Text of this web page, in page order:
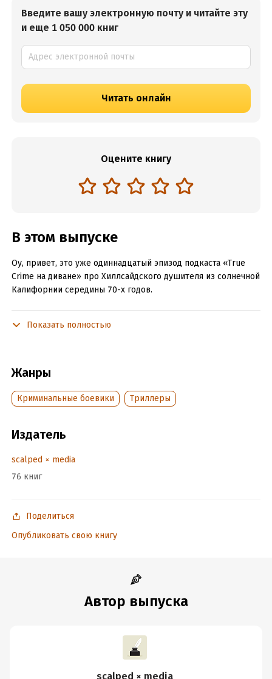
Введите вашу электронную почту и читайте эту
и еще 1 050 000 книг
Читать онлайн
Оцените книгу
В этом выпуске
Оу, привет, это уже одиннадцатый эпизод подкаста «True
Crime на диване» про Хиллсайдского душителя из солнечной
Калифорнии середины 70-х годов.
Подробная информация
Дата поступления:
Показать полностью
Жанры
Криминальные боевики Триллеры
Издатель
scalped × media
76 книг
Поделиться
Опубликовать свою книгу
Автор выпуска
scalped × media